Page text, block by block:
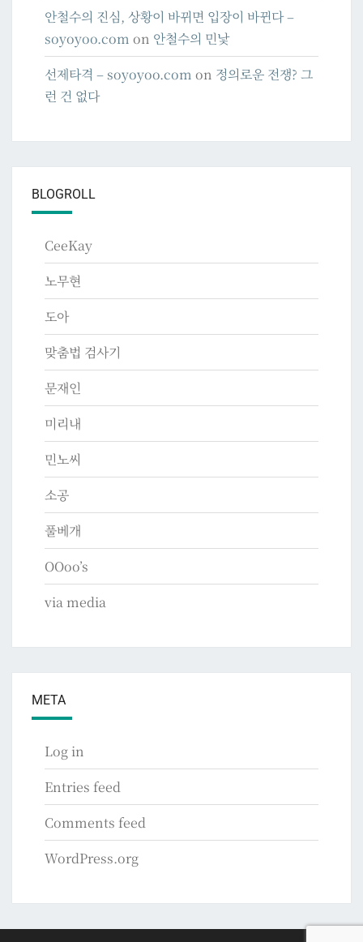
안철수의 진심, 상황이 바뀌면 입장이 바뀐다 –
soyoyoo.com on 안철수의 민낯
선제타격 – soyoyoo.com on 정의로운 전쟁? 그
런 건 없다
BLOGROLL
CeeKay
노무현
도아
맞춤법 검사기
문재인
미리내
민노씨
소공
풀베개
OOoo’s
via media
META
Log in
Entries feed
Comments feed
WordPress.org